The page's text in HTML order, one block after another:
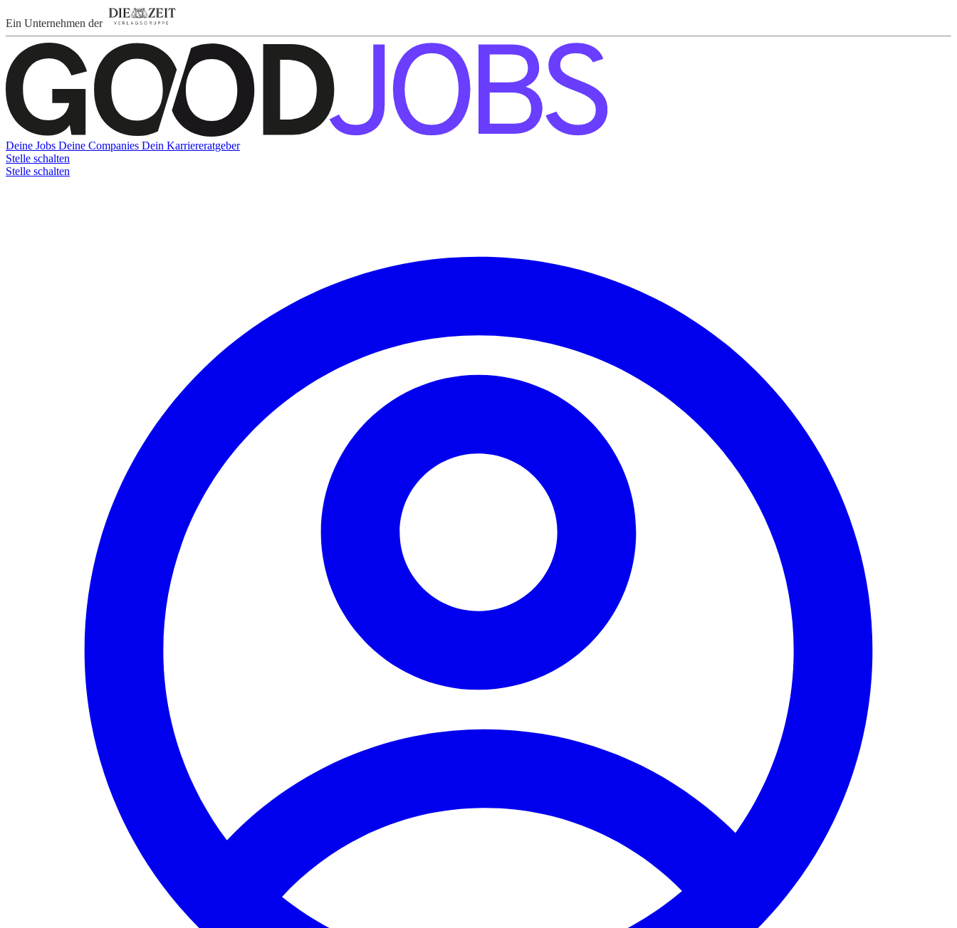
Ein Unternehmen der
Deine Jobs Deine Companies Dein Karriereratgeber
Stelle schalten
Stelle schalten